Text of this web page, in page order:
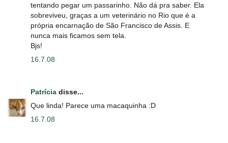
tentando pegar um passarinho. Não dá pra saber. Ela
sobreviveu, graças a um veterinário no Rio que é a
própria encarnação de São Francisco de Assis. E
nunca mais ficamos sem tela.
Bjs!
16.7.08
Patrícia disse...
Que linda! Parece uma macaquinha :D
16.7.08